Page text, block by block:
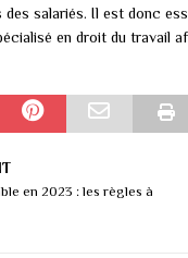
salariés. Il est donc
en droit du travail
en 2023 : les règles à